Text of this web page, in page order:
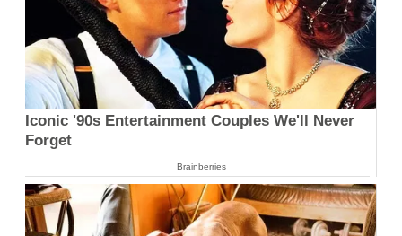
Iconic '90s Entertainment Couples We'll Never
Forget
Brainberries